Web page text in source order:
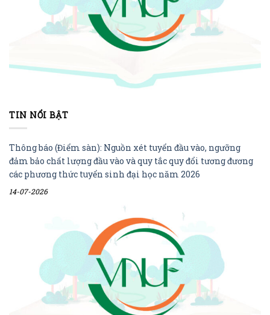
TIN NỔI BẬT
Thông báo (Điểm sàn): Nguồn xét tuyển đầu vào, ngưỡng
đảm bảo chất lượng đầu vào và quy tắc quy đổi tương đương
các phương thức tuyển sinh đại học năm 2026
14-07-2026